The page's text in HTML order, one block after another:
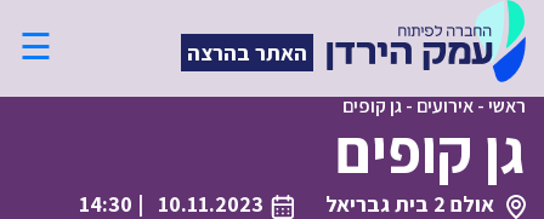
האתר בהרצה ☰
ראשי-אירועים -גן קופים
גן קופים
אולם 2 בית גבריאל 10.11.2023
| 14:30